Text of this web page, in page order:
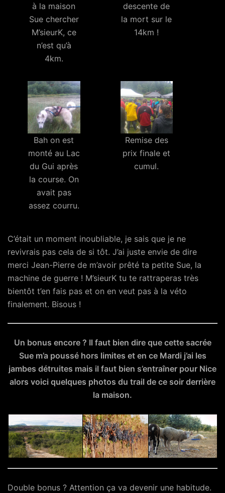
à la maison
Sue chercher
M’sieurK, ce
n’est qu’à
4km.
descente de
la mort sur le
14km !
Bah on est
monté au Lac
du Gui après
la course. On
avait pas
assez courru.
Remise des
prix finale et
cumul.
C’était un moment inoubliable, je sais que je ne
revivrais pas cela de si tôt. J’ai juste envie de dire
merci Jean-Pierre de m’avoir prêté ta petite Sue, la
machine de guerre ! M’sieurK tu te rattraperas très
bientôt t’en fais pas et on en veut pas à la véto
finalement. Bisous !
Un bonus encore ? Il faut bien dire que cette sacrée
Sue m’a poussé hors limites et en ce Mardi j’ai les
jambes détruites mais il faut bien s’entraîner pour Nice
alors voici quelques photos du trail de ce soir derrière
la maison.
Double bonus ? Attention ça va devenir une habitude.